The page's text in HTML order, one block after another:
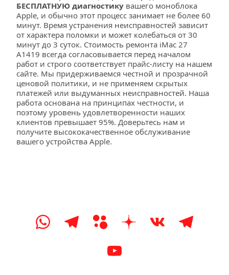
БЕСПЛАТНУЮ диагностику вашего моноблока
Apple, и обычно этот процесс занимает не более 60
минут. Время устранения неисправностей зависит
от характера поломки и может колебаться от 30
минут до 3 суток. Стоимость ремонта iMac 27
A1419 всегда согласовывается перед началом
работ и строго соответствует прайс-листу на нашем
сайте. Мы придерживаемся честной и прозрачной
ценовой политики, и не применяем скрытых
платежей или выдуманных неисправностей. Наша
работа основана на принципах честности, и
поэтому уровень удовлетворенности наших
клиентов превышает 95%. Доверьтесь нам и
получите высококачественное обслуживание
вашего устройства Apple.